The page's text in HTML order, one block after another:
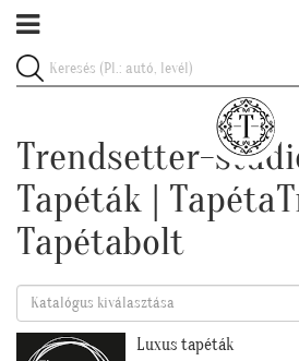
Trendsetter-
Tapéták |
Tapétabolt
Katalógus kiválasztása
Luxus tapéták